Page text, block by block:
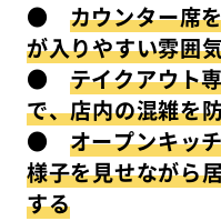
● カウンター席
が入りやすい雰囲
● テイクアウト
で、店内の混雑を
● オープンキッ
様子を見せながら
する